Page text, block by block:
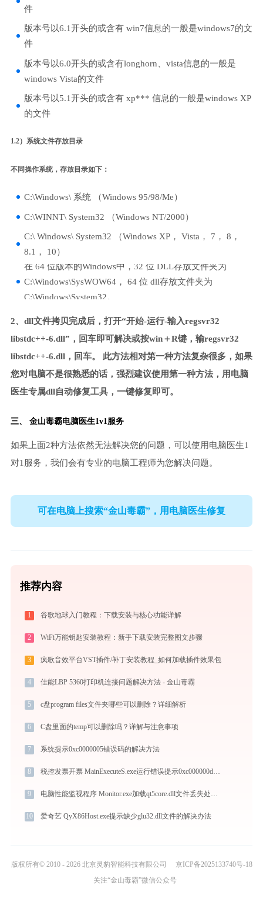
件
版本号以6.1开头的或含有 win7信息的一般是windows7的文
件
版本号以6.0开头的或含有longhorn、vista信息的一般是
windows Vista的文件
版本号以5.1开头的或含有 xp*** 信息的一般是windows XP
的文件
1.2）系统文件存放目录
不同操作系统，存放目录如下：
C:\Windows\ 系统 （Windows 95/98/Me）
C:\WINNT\ System32 （Windows NT/2000）
C:\ Windows\ System32 （Windows XP， Vista， 7， 8，
8.1， 10）
在 64 位版本的Windows中，32 位 DLL存放文件夹为
C:\Windows\SysWOW64， 64 位 dll存放文件夹为
C:\Windows\System32。
2、dll文件拷贝完成后，打开“开始-运行-输入regsvr32
libstdc++-6.dll”，回车即可解决或按win＋R键，输regsvr32
libstdc++-6.dll，回车。 此方法相对第一种方法复杂很多，如果
您对电脑不是很熟悉的话，强烈建议使用第一种方法，用电脑
医生专属dll自动修复工具，一键修复即可。
三、 金山毒霸电脑医生1v1服务
如果上面2种方法依然无法解决您的问题，可以使用电脑医生1
对1服务，我们会有专业的电脑工程师为您解决问题。
可在电脑上搜索“金山毒霸”，用电脑医生修复
推荐内容
1 谷歌地球入门教程：下载安装与核心功能详解
2 WiFi万能钥匙安装教程：新手下载安装完整图文步骤
3 疯歌音效平台VST插件/补丁安装教程_如何加载插件效果包
4 佳能LBP 5360打印机连接问题解决方法 - 金山毒霸
5 c盘program files文件夹哪些可以删除？详细解析
6 C盘里面的temp可以删除吗？详解与注意事项
7 系统提示0xc0000005错误码的解决方法
8 税控发票开票 MainExecuteS.exe运行错误提示0xc000000d的解决办法
9 电脑性能监视程序 Monitor.exe加载qt5core.dll文件丢失处理办法
10 爱奇艺 QyX86Host.exe提示缺少glu32.dll文件的解决办法
版权所有© 2010 - 2026 北京灵豹智能科技有限公司
京ICP备2025133740号-18
关注“金山毒霸”微信公众号